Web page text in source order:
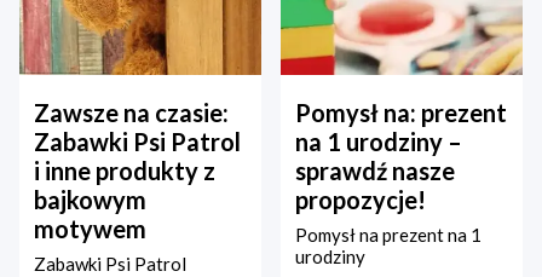
Zawsze na czasie:
Zabawki Psi Patrol
i inne produkty z
bajkowym
motywem
Zabawki Psi Patrol
Pomysł na: prezent
na 1 urodziny –
sprawdź nasze
propozycje!
Pomysł na prezent na 1
urodziny